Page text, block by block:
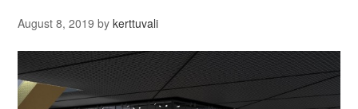
August 8, 2019 bykerttuvali